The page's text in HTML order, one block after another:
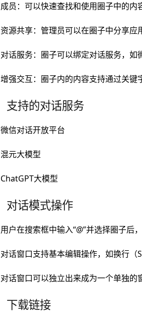
成员：可以快速查找和使用圈子中的内
资源共享：管理员可以在圈子中分享应
对话服务：圈子可以绑定对话服务，如
增强交互：圈子内的内容支持通过关键
支持的对话服务
微信对话开放平台
混元大模型
ChatGPT大模型
对话模式操作
用户在搜索框中输入“@”并选择圈子后
对话窗口支持基本编辑操作，如换行（
对话窗口可以独立出来成为一个单独的
下载链接